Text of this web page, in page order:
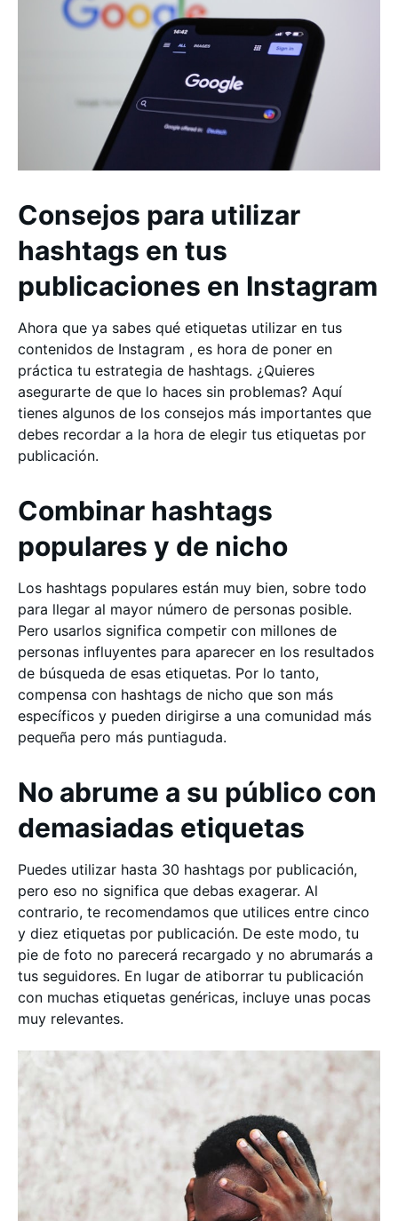
Consejos para utilizar
hashtags en tus
publicaciones en Instagram
Ahora que ya sabes qué etiquetas utilizar en tus
contenidos de Instagram , es hora de poner en
práctica tu estrategia de hashtags. ¿Quieres
asegurarte de que lo haces sin problemas? Aquí
tienes algunos de los consejos más importantes que
debes recordar a la hora de elegir tus etiquetas por
publicación.
Combinar hashtags
populares y de nicho
Los hashtags populares están muy bien, sobre todo
para llegar al mayor número de personas posible.
Pero usarlos significa competir con millones de
personas influyentes para aparecer en los resultados
de búsqueda de esas etiquetas. Por lo tanto,
compensa con hashtags de nicho que son más
específicos y pueden dirigirse a una comunidad más
pequeña pero más puntiaguda.
No abrume a su público con
demasiadas etiquetas
Puedes utilizar hasta 30 hashtags por publicación,
pero eso no significa que debas exagerar. Al
contrario, te recomendamos que utilices entre cinco
y diez etiquetas por publicación. De este modo, tu
pie de foto no parecerá recargado y no abrumarás a
tus seguidores. En lugar de atiborrar tu publicación
con muchas etiquetas genéricas, incluye unas pocas
muy relevantes.